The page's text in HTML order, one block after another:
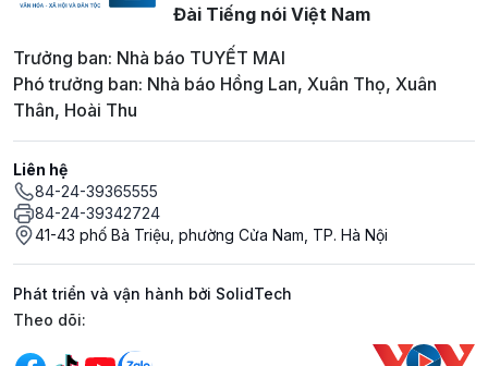
Đài Tiếng nói Việt Nam
Trưởng ban: Nhà báo TUYẾT MAI
Phó trưởng ban: Nhà báo Hồng Lan, Xuân Thọ, Xuân
Thân, Hoài Thu
Liên hệ
84-24-39365555
84-24-39342724
41-43 phố Bà Triệu, phường Cửa Nam, TP. Hà Nội
Phát triển và vận hành bởi SolidTech
Mạng xã hội
Theo dõi: